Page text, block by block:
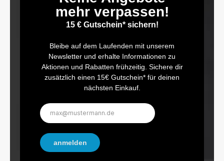
Aufbewahrungsmöglichkeit für weitere AdapterInklusive
BedienungsanleitungAnzahl Werkzeuge: 4
mehr verpassen!
15 € Gutschein* sichern!
Bleibe auf dem Laufenden mit unserem
Newsletter und erhalte Informationen zu
Aktionen und Rabatten frühzeitig. Sichere dir
zusätzlich einen 15€ Gutschein* für deinen
nächsten Einkauf.
E-
Mail-
Adresse*
anmelden